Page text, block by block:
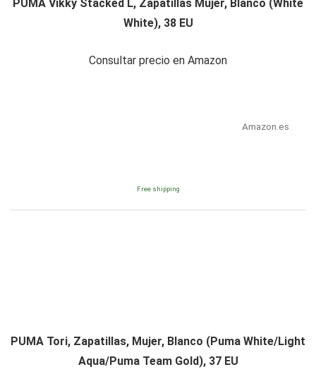
PUMA Vikky Stacked L, Zapatillas Mujer, Blanco (White
White), 38 EU
Consultar precio en Amazon
Amazon.es
Free shipping
PUMA Tori, Zapatillas, Mujer, Blanco (Puma White/Light
Aqua/Puma Team Gold), 37 EU